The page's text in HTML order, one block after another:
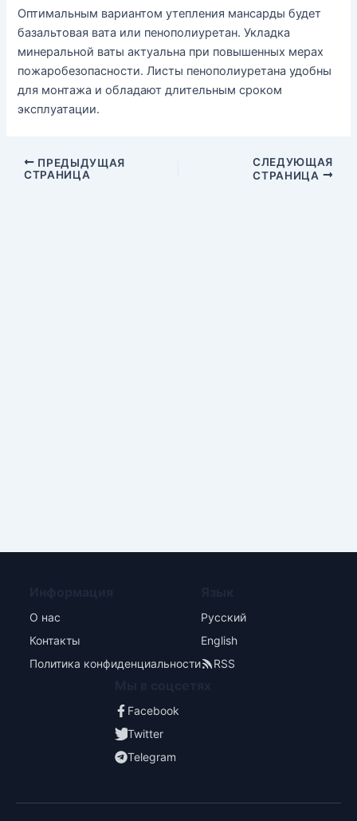
Оптимальным вариантом утепления мансарды будет
базальтовая вата или пенополиуретан. Укладка
минеральной ваты актуальна при повышенных мерах
пожаробезопасности. Листы пенополиуретана удобны
для монтажа и обладают длительным сроком
эксплуатации.
ПРЕДЫДУЩАЯ
СТРАНИЦА
СЛЕДУЮЩАЯ
СТРАНИЦА
О нас
Контакты
Политика конфиденциальности
Русский
English
RSS
Facebook
Twitter
Telegram